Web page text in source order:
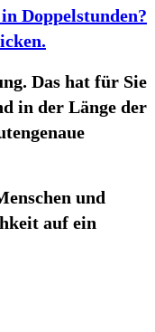
Doppelstunden?
.
Das hat für Sie
in der Länge der
und
auf ein